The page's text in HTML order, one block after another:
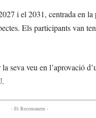
i el 2031, centrada en la
Els participants van
seva veu en l’aprovació
- Et Recomanem -